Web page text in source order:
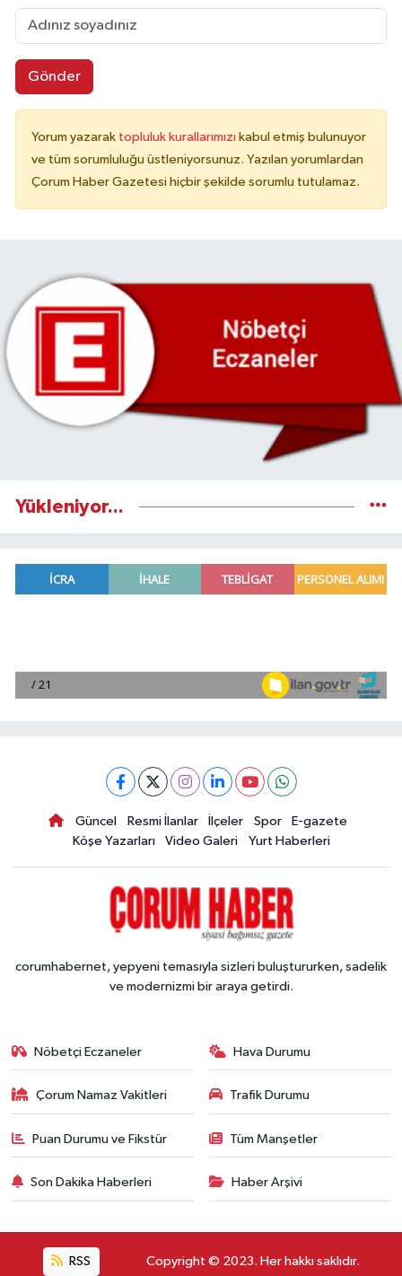
Gönder
Yorum yazarak topluluk kurallarımızı kabul etmiş bulunuyor
ve tüm sorumluluğu üstleniyorsunuz. Yazılan yorumlardan
Çorum Haber Gazetesi hiçbir şekilde sorumlu tutulamaz.
Yükleniyor...
Güncel Resmi İlanlar İlçeler Spor
E-gazete
Köşe Yazarları
Video Galeri Yurt Haberleri
corumhabernet, yepyeni temasıyla sizleri buluştururken, sadelik
ve modernizmi bir araya getirdi.
Nöbetçi Eczaneler Hava Durumu
Çorum Namaz Vakitleri Trafik Durumu
Puan Durumu ve Fikstür Tüm Manşetler
Son Dakika Haberleri Haber Arşivi
RSS Copyright © 2023. Her hakkı saklıdır.